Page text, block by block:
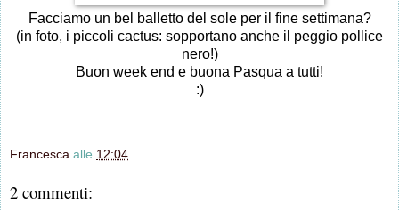
Facciamo un bel balletto del sole per il fine settimana?
(in foto, i piccoli cactus: sopportano anche il peggio pollice
nero!)
Buon week end e buona Pasqua a tutti!
:)
Francesca alle 12:04
2 commenti: